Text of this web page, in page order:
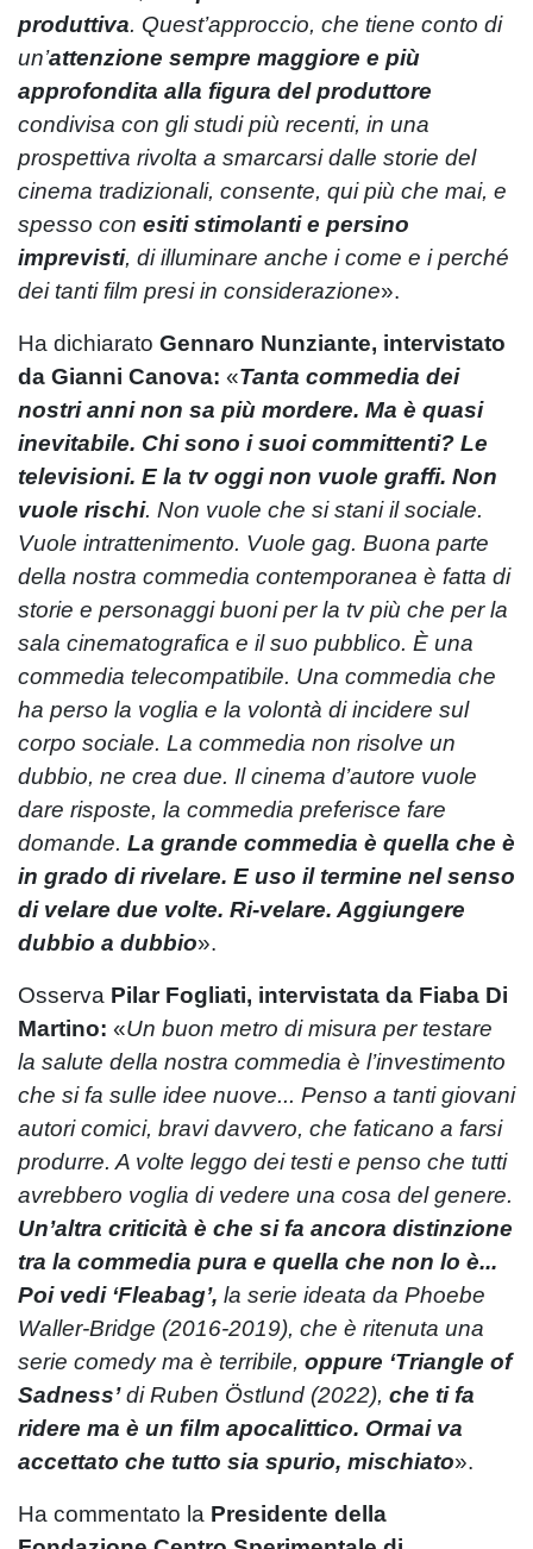
produttiva. Quest’approccio, che tiene conto di
un’attenzione sempre maggiore e più
approfondita alla figura del produttore
condivisa con gli studi più recenti, in una
prospettiva rivolta a smarcarsi dalle storie del
cinema tradizionali, consente, qui più che mai, e
spesso con esiti stimolanti e persino
imprevisti, di illuminare anche i come e i perché
dei tanti film presi in considerazione».
Ha dichiarato Gennaro Nunziante, intervistato
da Gianni Canova: «Tanta commedia dei
nostri anni non sa più mordere. Ma è quasi
inevitabile. Chi sono i suoi committenti? Le
televisioni. E la tv oggi non vuole graffi. Non
vuole rischi. Non vuole che si stani il sociale.
Vuole intrattenimento. Vuole gag. Buona parte
della nostra commedia contemporanea è fatta di
storie e personaggi buoni per la tv più che per la
sala cinematografica e il suo pubblico. È una
commedia telecompatibile. Una commedia che
ha perso la voglia e la volontà di incidere sul
corpo sociale. La commedia non risolve un
dubbio, ne crea due. Il cinema d’autore vuole
dare risposte, la commedia preferisce fare
domande. La grande commedia è quella che è
in grado di rivelare. E uso il termine nel senso
di velare due volte. Ri-velare. Aggiungere
dubbio a dubbio».
Osserva Pilar Fogliati, intervistata da Fiaba Di
Martino: «Un buon metro di misura per testare
la salute della nostra commedia è l’investimento
che si fa sulle idee nuove... Penso a tanti giovani
autori comici, bravi davvero, che faticano a farsi
produrre. A volte leggo dei testi e penso che tutti
avrebbero voglia di vedere una cosa del genere.
Un’altra criticità è che si fa ancora distinzione
tra la commedia pura e quella che non lo è...
Poi vedi ‘Fleabag’, la serie ideata da Phoebe
Waller-Bridge (2016-2019), che è ritenuta una
serie comedy ma è terribile, oppure ‘Triangle of
Sadness’di Ruben Östlund (2022), che ti fa
ridere ma è un ﬁlm apocalittico. Ormai va
accettato che tutto sia spurio, mischiato».
Ha commentato la Presidente della